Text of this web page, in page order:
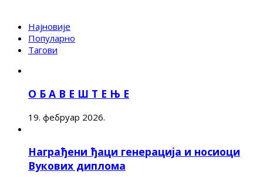
Најновије
Популарно
Тагови
О Б А В Е Ш Т Е Њ Е
19. фебруар 2026.
Награђени ђаци генерација и носиоци
Вукових диплома